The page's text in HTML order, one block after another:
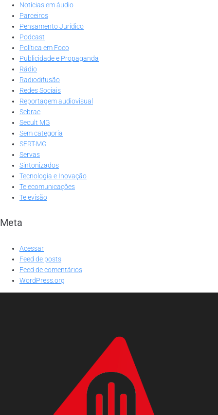
Notícias em áudio
Parceiros
Pensamento Jurídico
Podcast
Política em Foco
Publicidade e Propaganda
Rádio
Radiodifusão
Redes Sociais
Reportagem audiovisual
Sebrae
Secult MG
Sem categoria
SERT-MG
Servas
Sintonizados
Tecnologia e Inovação
Telecomunicações
Televisão
Meta
Acessar
Feed de posts
Feed de comentários
WordPress.org